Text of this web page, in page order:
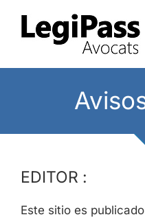
content
EDITOR :
Este sitio es